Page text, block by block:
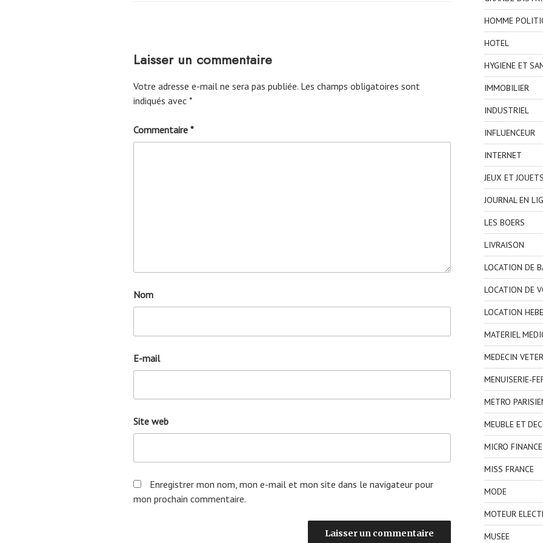
Laisser un commentaire
Votre adresse e-mail ne sera pas publiée. Les champs obligatoires sont
indiqués avec *
Commentaire *
Nom
E-mail
Site web
Enregistrer mon nom, mon e-mail et mon site dans le navigateur pour
mon prochain commentaire.
HOMME
HOTEL
HYGIENE ET
IMMOBILIER
INDUSTRIEL
INFLUENCEUR
INTERNET
JEUX ET JOUETS
JOURNAL EN
LES BOERS
LIVRAISON
LOCATION DE
LOCATION DE
LOCATION
MATERIEL
MEDECIN
MENUISERIE-
METRO
MEUBLE ET
MICRO FINANCE
MISS FRANCE
MODE
MOTEUR
MUSEE